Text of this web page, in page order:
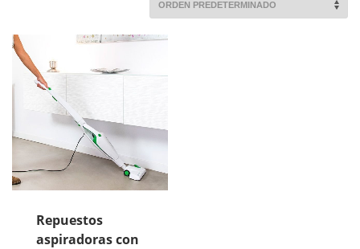
Repuestos
aspiradoras con